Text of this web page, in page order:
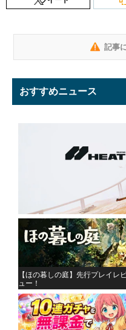
記事
おすすめニュース
【ほの暮しの庭】先行プレイレ
ュー！